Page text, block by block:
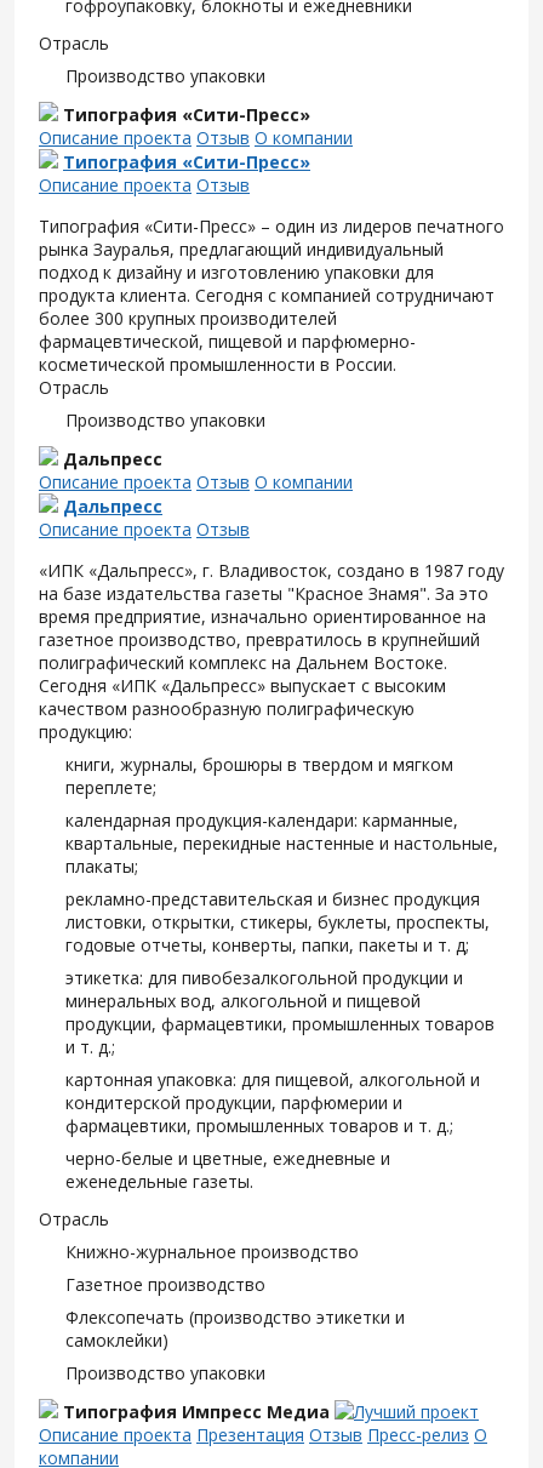
гофроупаковку, блокноты и ежедневники
Отрасль
Производство упаковки
Типография «Сити-Пресс»
Описание проекта Отзыв О компании
Типография «Сити-Пресс»
Описание проекта Отзыв
Типография «Сити-Пресс» – один из лидеров печатного
рынка Зауралья, предлагающий индивидуальный
подход к дизайну и изготовлению упаковки для
продукта клиента. Сегодня с компанией сотрудничают
более 300 крупных производителей
фармацевтической, пищевой и парфюмерно-
косметической промышленности в России.
Отрасль
Производство упаковки
Дальпресс
Описание проекта Отзыв О компании
Дальпресс
Описание проекта Отзыв
«ИПК «Дальпресс», г. Владивосток, создано в 1987 году
на базе издательства газеты "Красное Знамя". За это
время предприятие, изначально ориентированное на
газетное производство, превратилось в крупнейший
полиграфический комплекс на Дальнем Востоке.
Сегодня «ИПК «Дальпресс» выпускает с высоким
качеством разнообразную полиграфическую
продукцию:
книги, журналы, брошюры в твердом и мягком
переплете;
календарная продукция-календари: карманные,
квартальные, перекидные настенные и настольные,
плакаты;
рекламно-представительская и бизнес продукция
листовки, открытки, стикеры, буклеты, проспекты,
годовые отчеты, конверты, папки, пакеты и т. д;
этикетка: для пивобезалкогольной продукции и
минеральных вод, алкогольной и пищевой
продукции, фармацевтики, промышленных товаров
и т. д.;
картонная упаковка: для пищевой, алкогольной и
кондитерской продукции, парфюмерии и
фармацевтики, промышленных товаров и т. д.;
черно-белые и цветные, ежедневные и
еженедельные газеты.
Отрасль
Книжно-журнальное производство
Газетное производство
Флексопечать (производство этикетки и
самоклейки)
Производство упаковки
Типография Импресс Медиа
Описание проекта Презентация Отзыв Пресс-релиз О
компании